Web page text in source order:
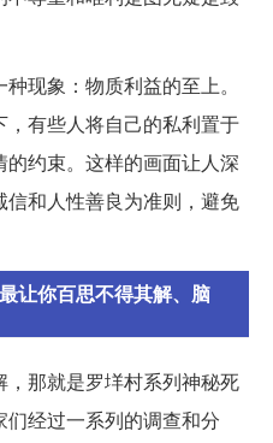
现象：物质利益的至上。
有些人将自己的私利置于
约束。这样的画面让人深
和人性善良为准则，避免
让你百思不得其解、脑
那就是罗垟村系列神秘死
经过一系列的调查和分